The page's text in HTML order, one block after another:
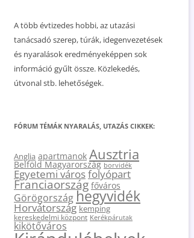
A több évtizedes hobbi, az utazási
tanácsadó szerep, túrák, idegenvezetések
és nyaralások eredményeképpen sok
információ gyűlt össze. Közlekedés,
útvonal stb. lehetőségek.
FÓRUM TÉMÁK NYARALÁS, UTAZÁS CIKKEK:
Anglia apartmanok Ausztria
Belföld Magyarország borvidék
Egyetemi városfolyópart
Franciaország főváros
Görögországhegyvidék
Horvátország kemping
kereskedelmi központ Kerékpárutak
kikötőváros